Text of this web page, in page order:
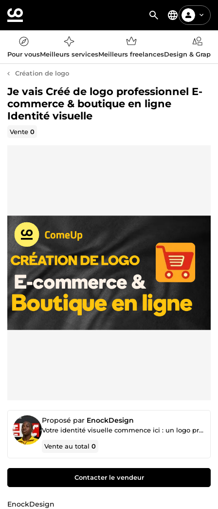
Pour vousMeilleurs servicesMeilleurs freelancesDesign &
Création de logo
Je vais Créé de logo professionnel E-
commerce & boutique en ligne
Identité visuelle
Vente0
Proposé par EnockDesign
Votre identité visuelle commence ici : un logo professionnel dès 15 €
Vente au total0
Contacter le vendeur
EnockDesign